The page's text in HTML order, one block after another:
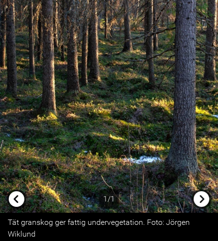
1/1
Previous
Tät granskog ger fattig undervegetation. Foto: Jörgen
Wiklund